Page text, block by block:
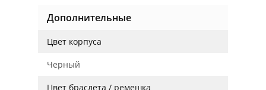
Дополнительные
Цвет корпуса
Черный
Цвет браслета / ремешка